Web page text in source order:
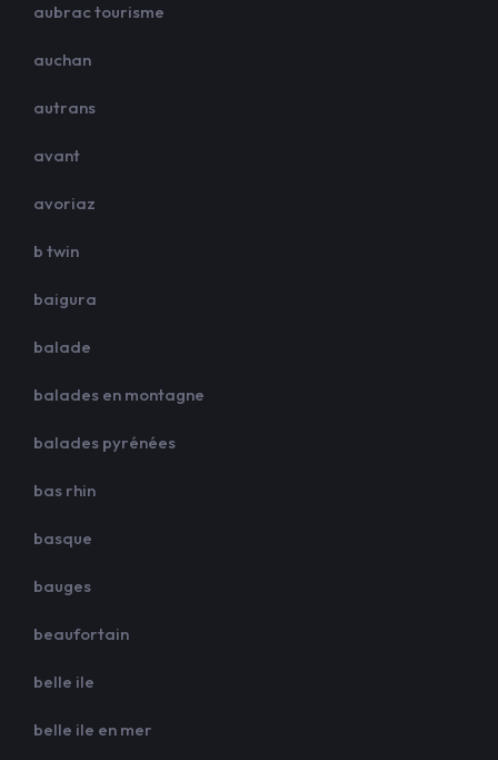
aubrac tourisme
auchan
autrans
avant
avoriaz
b twin
baigura
balade
balades en montagne
balades pyrénées
bas rhin
basque
bauges
beaufortain
belle ile
belle ile en mer